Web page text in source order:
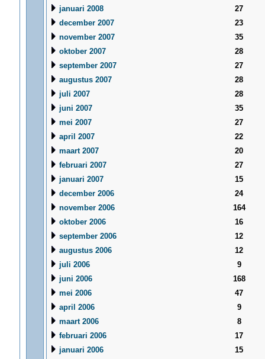
januari 2008
27
december 2007
23
november 2007
35
oktober 2007
28
september 2007
27
augustus 2007
28
juli 2007
28
juni 2007
35
mei 2007
27
april 2007
22
maart 2007
20
februari 2007
27
januari 2007
15
december 2006
24
november 2006
164
oktober 2006
16
september 2006
12
augustus 2006
12
juli 2006
9
juni 2006
168
mei 2006
47
april 2006
9
maart 2006
8
februari 2006
17
januari 2006
15